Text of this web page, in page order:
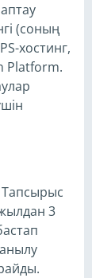
(соның
хостинг,
Platform.
Тапсырыс
3